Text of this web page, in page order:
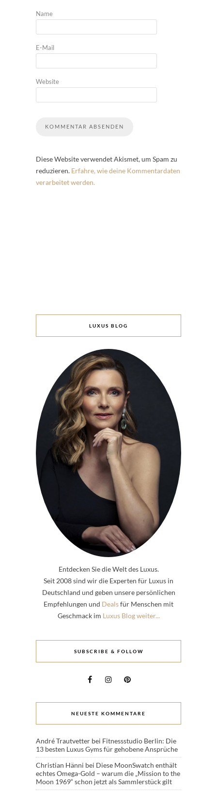
Name
E-Mail
Website
Diese Website verwendet Akismet, um Spam zu
reduzieren. Erfahre, wie deine Kommentardaten
verarbeitet werden.
LUXUS BLOG
Entdecken Sie die Welt des Luxus.
Seit 2008 sind wir die Experten für Luxus in
Deutschland und geben unsere persönlichen
Empfehlungen und Dealsfür Menschen mit
Geschmack im Luxus Blog weiter...
SUBSCRIBE & FOLLOW
NEUESTE KOMMENTARE
André Trautvetter bei Fitnessstudio Berlin: Die
13 besten Luxus Gyms für gehobene Ansprüche
Christian Hänni bei Diese MoonSwatch enthält
echtes Omega-Gold – warum die „Mission to the
Moon 1969“ schon jetzt als Sammlerstück gilt